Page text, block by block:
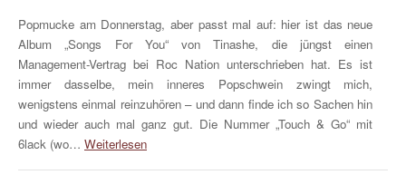
Popmucke am Donnerstag, aber passt mal auf: hier ist das neue
Album „Songs For You“ von Tinashe, die jüngst einen
Management-Vertrag bei Roc Nation unterschrieben hat. Es ist
immer dasselbe, mein inneres Popschwein zwingt mich,
wenigstens einmal reinzuhören – und dann finde ich so Sachen hin
und wieder auch mal ganz gut. Die Nummer „Touch & Go“ mit
6lack (wo… Weiterlesen